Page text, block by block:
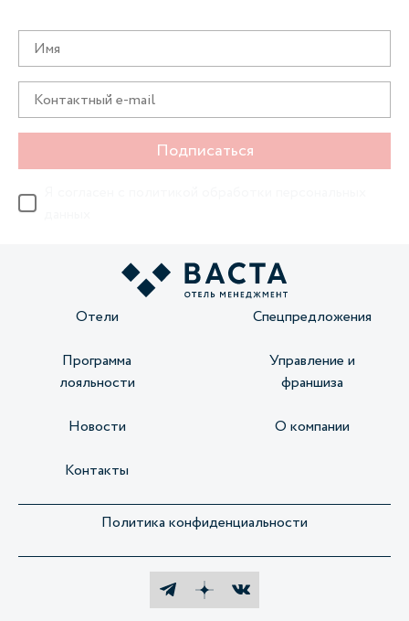
Подписаться
Отели Спецпредложения
Программа
лояльности
Управление и
франшиза
Новости О компании
Контакты
Политика конфиденциальности